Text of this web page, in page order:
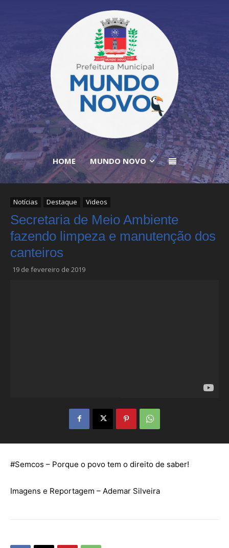
HOME MUNDO NOVO
Notícias Destaque Videos
Secretaria de Meio Ambiente
fazendo limpeza e manutenção dos
canteiros
19 de fevereiro de 2019
#Semcos – Porque o povo tem o direito de saber!
Imagens e Reportagem – Ademar Silveira